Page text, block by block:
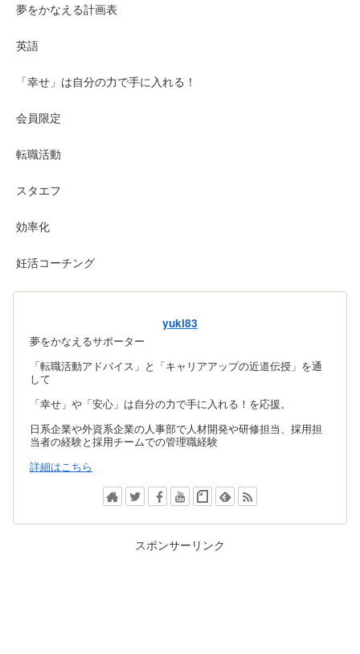
夢をかなえる計画表
英語
「幸せ」は自分の力で手に入れる！
会員限定
転職活動
スタエフ
効率化
妊活コーチング
yuki83
夢をかなえるサポーター
「転職活動アドバイス」と「キャリアアップの近道伝授」を通
して
「幸せ」や「安心」は自分の力で手に入れる！を応援。
日系企業や外資系企業の人事部で人材開発や研修担当、採用担
当者の経験と採用チームでの管理職経験
詳細はこちら
スポンサーリンク